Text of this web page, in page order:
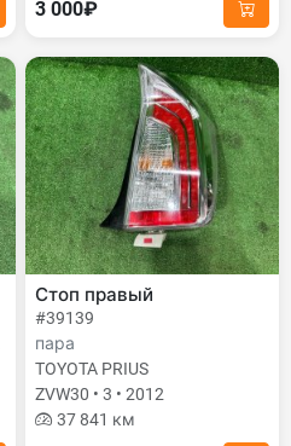
3 000₽
Стоп правый
#39139
пара
TOYOTA PRIUS
ZVW30 • 3 • 2012
37 841 км